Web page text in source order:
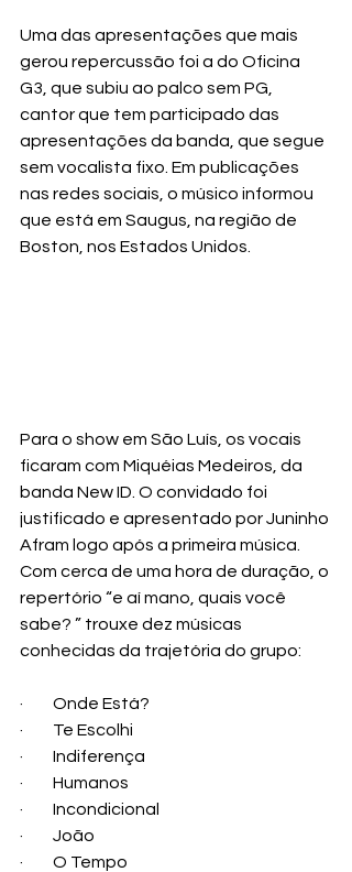
Uma das apresentações que mais
gerou repercussão foi a do Oficina
G3, que subiu ao palco sem PG,
cantor que tem participado das
apresentações da banda, que segue
sem vocalista fixo. Em publicações
nas redes sociais, o músico informou
que está em Saugus, na região de
Boston, nos Estados Unidos.
Para o show em São Luís, os vocais
ficaram com Miquéias Medeiros, da
banda New ID. O convidado foi
justificado e apresentado por Juninho
Afram logo após a primeira música.
Com cerca de uma hora de duração, o
repertório “e aí mano, quais você
sabe? ” trouxe dez músicas
conhecidas da trajetória do grupo:
·         Onde Está?
·         Te Escolhi
·         Indiferença
·         Humanos
·         Incondicional
·         João
·         O Tempo